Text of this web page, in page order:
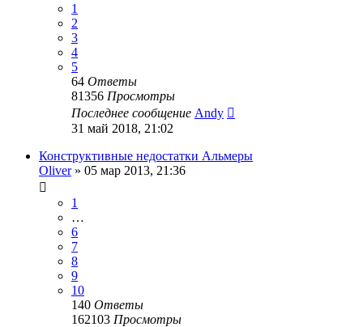
1
2
3
4
5
64 Ответы
81356 Просмотры
Последнее сообщение Andy
31 май 2018, 21:02
Конструктивные недостатки Альмеры
Oliver» 05 мар 2013, 21:36
1
…
6
7
8
9
10
140 Ответы
162103 Просмотры